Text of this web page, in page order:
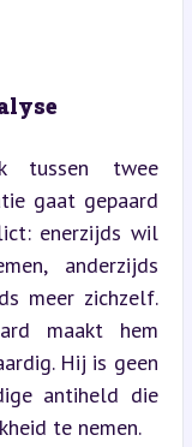
tussen twee
gaat gepaard
enerzijds wil
anderzijds
meer zichzelf.
maakt hem
Hij is geen
antiheld die
te nemen.